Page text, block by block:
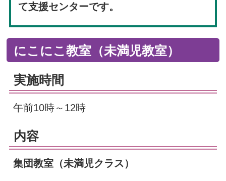
て支援センターです。
にこにこ教室（未満児教室）
実施時間
午前10時～12時
内容
集団教室（未満児クラス）